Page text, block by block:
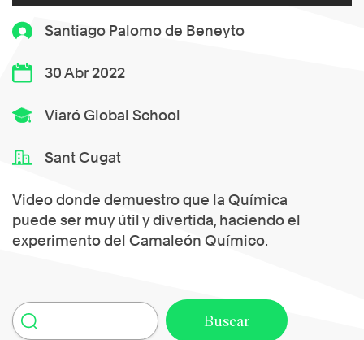
Santiago Palomo de Beneyto
30 Abr 2022
Viaró Global School
Sant Cugat
Video donde demuestro que la Química
puede ser muy útil y divertida, haciendo el
experimento del Camaleón Químico.